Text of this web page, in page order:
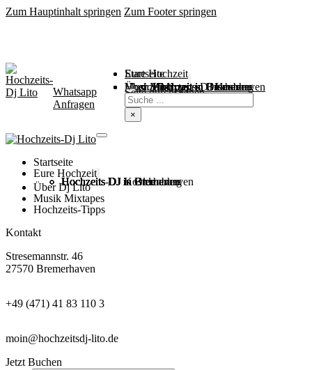
Zum Hauptinhalt springen Zum Footer springen
Startseite
Eure Hochzeit
Hochzeit in Bremen
Hochzeit in Bremerhaven
Hochzeit in Cuxhaven
Hochzeit in Oldenburg
Hochzeits-DJ Kosten
Über Mich
Music / Mixtapes
Hochzeitstipps
Seite durchsuchen
Suchen
×
Whatsapp
Anfragen
Startseite
Eure Hochzeit
Hochzeits DJ in Bremen
Hochzeits DJ in Bremerhaven
Hochzeits DJ in Cuxhaven
Hochzeits DJ in Oldenburg
Hochzeits-DJ Kosten
Über Dj Lito
Musik Mixtapes
Hochzeits-Tipps
Kontakt
Stresemannstr. 46
27570 Bremerhaven
+49 (471) 41 83 110 3
moin@hochzeitsdj-lito.de
Jetzt Buchen